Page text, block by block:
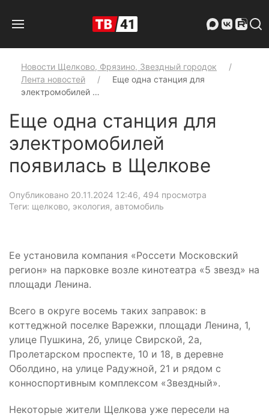
Новости Щелково, Фрязино, Звездный городок
Лента новостей
Еще одна станция для
электромобилей …
Еще одна станция для
электромобилей
появилась в Щелкове
Опубликовано 20.11.2024 12:46, 494 просмотра
Теги: щелково, экология, автомобиль
Ее установила компания «Россети Московский
регион» на парковке возле кинотеатра «5 звезд» на
площади Ленина.
Всего в округе восемь таких заправок: в
коттеджной поселке Варежки, площади Ленина, 1,
улице Пушкина, 2б, улице Свирской, 2а,
Пролетарском проспекте, 10 и 18, в деревне
Оболдино, на улице Радужной, 21 и рядом с
конноспортивным комплексом «Звездный».
Некоторые жители Щелкова уже пересели на